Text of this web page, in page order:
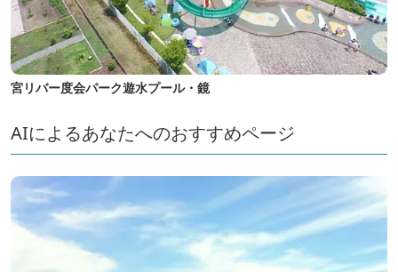
宮リバー度会パーク遊水プール・鏡
AIによるあなたへのおすすめページ